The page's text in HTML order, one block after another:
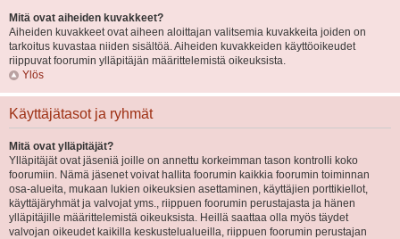
Mitä ovat aiheiden kuvakkeet?
Aiheiden kuvakkeet ovat aiheen aloittajan valitsemia kuvakkeita joiden on
tarkoitus kuvastaa niiden sisältöä. Aiheiden kuvakkeiden käyttöoikeudet
riippuvat foorumin ylläpitäjän määrittelemistä oikeuksista.
Ylös
Käyttäjätasot ja ryhmät
Mitä ovat ylläpitäjät?
Ylläpitäjät ovat jäseniä joille on annettu korkeimman tason kontrolli koko
foorumiin. Nämä jäsenet voivat hallita foorumin kaikkia foorumin toiminnan
osa-alueita, mukaan lukien oikeuksien asettaminen, käyttäjien porttikiellot,
käyttäjäryhmät ja valvojat yms., riippuen foorumin perustajasta ja hänen
ylläpitäjille määrittelemistä oikeuksista. Heillä saattaa olla myös täydet
valvojan oikeudet kaikilla keskustelualueilla, riippuen foorumin perustajan